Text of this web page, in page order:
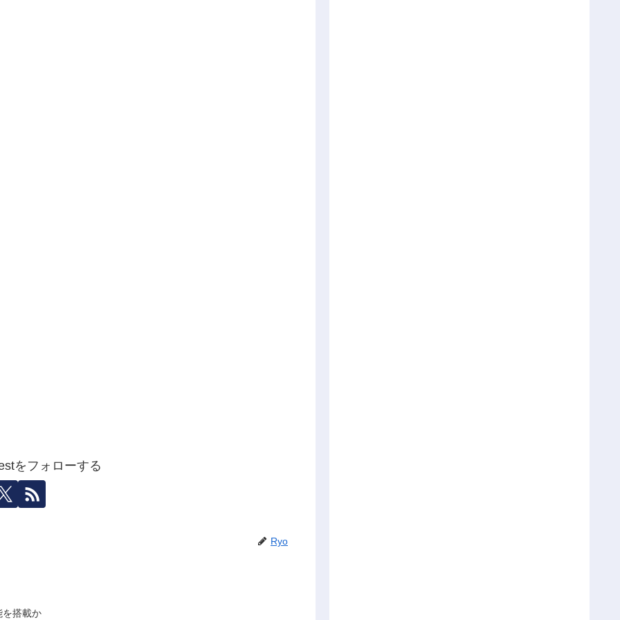
をフォローする
Ryo
を搭載か